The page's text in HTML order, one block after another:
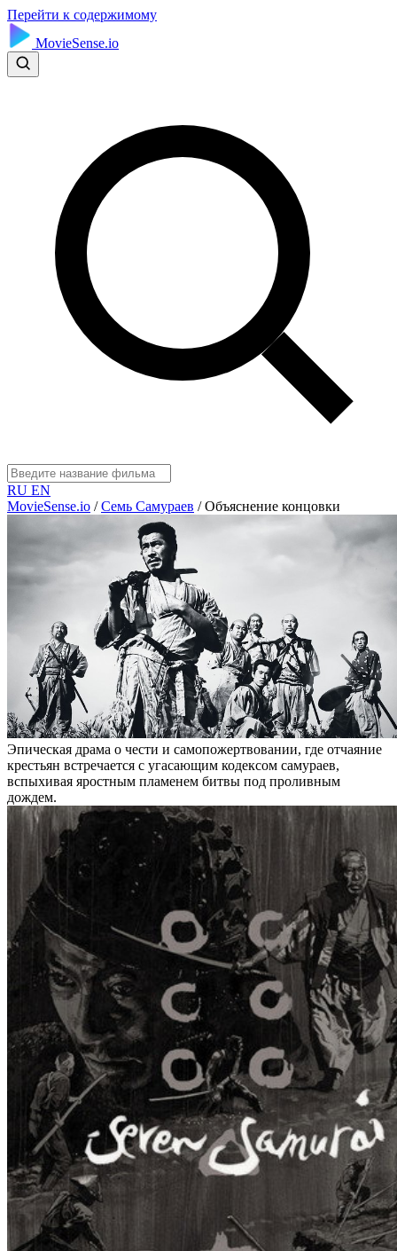
Перейти к содержимому
MovieSense.io
RU EN
MovieSense.io / Семь Самураев / Объяснение концовки
Эпическая драма о чести и самопожертвовании, где отчаяние
крестьян встречается с угасающим кодексом самураев,
вспыхивая яростным пламенем битвы под проливным
дождем.